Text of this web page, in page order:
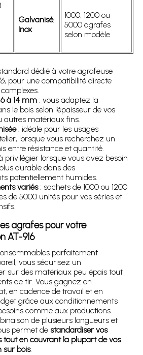
Galvanisé,
Inox
1000, 1200 ou
5000 agrafes
selon modèle
dédié à votre agrafeuse
, pour une compatibilité directe
à 14 mm : vous adaptez la
le bois selon l’épaisseur de vos
autres matériaux fins.
: idéale pour les usages
lorsque vous recherchez un
entre résistance et quantité.
privilégier lorsque vous avez besoin
durable dans des
potentiellement humides.
variés: sachets de 1000 ou 1200
de 5000 unités pour vos séries et
agrafes pour votre
AT-916
parfaitement
vous sécurisez un
sur des matériaux peu épais tout
de tir. Vous gagnez en
en cadence de travail et en
grâce aux conditionnements
comme aux productions
de plusieurs longueurs et
permet de standardiser vos
tout en couvrant la plupart de vos
sur bois.